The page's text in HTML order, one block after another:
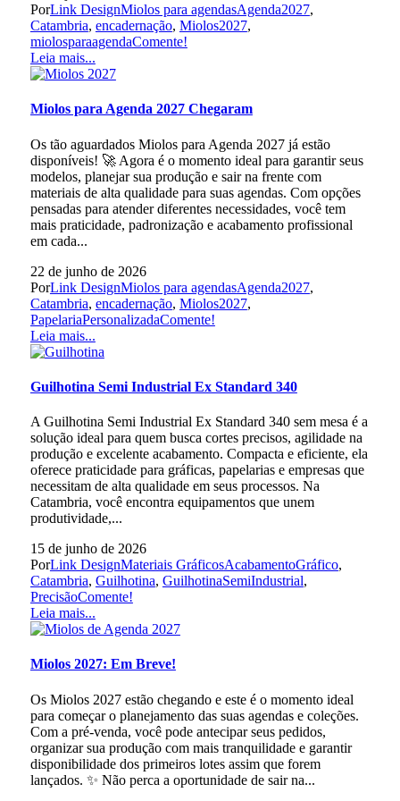
PorLink DesignMiolos para agendasAgenda2027,
Catambria, encadernação, Miolos2027,
miolosparaagendaComente!
Leia mais...
Miolos para Agenda 2027 Chegaram
Os tão aguardados Miolos para Agenda 2027 já estão
disponíveis! 🚀 Agora é o momento ideal para garantir seus
modelos, planejar sua produção e sair na frente com
materiais de alta qualidade para suas agendas. Com opções
pensadas para atender diferentes necessidades, você tem
mais praticidade, padronização e acabamento profissional
em cada...
22 de junho de 2026
PorLink DesignMiolos para agendasAgenda2027,
Catambria, encadernação, Miolos2027,
PapelariaPersonalizadaComente!
Leia mais...
Guilhotina Semi Industrial Ex Standard 340
A Guilhotina Semi Industrial Ex Standard 340 sem mesa é a
solução ideal para quem busca cortes precisos, agilidade na
produção e excelente acabamento. Compacta e eficiente, ela
oferece praticidade para gráficas, papelarias e empresas que
necessitam de alta qualidade em seus processos. Na
Catambria, você encontra equipamentos que unem
produtividade,...
15 de junho de 2026
PorLink DesignMateriais GráficosAcabamentoGráfico,
Catambria, Guilhotina, GuilhotinaSemiIndustrial,
PrecisãoComente!
Leia mais...
Miolos 2027: Em Breve!
Os Miolos 2027 estão chegando e este é o momento ideal
para começar o planejamento das suas agendas e coleções.
Com a pré-venda, você pode antecipar seus pedidos,
organizar sua produção com mais tranquilidade e garantir
disponibilidade dos primeiros lotes assim que forem
lançados. ✨ Não perca a oportunidade de sair na...